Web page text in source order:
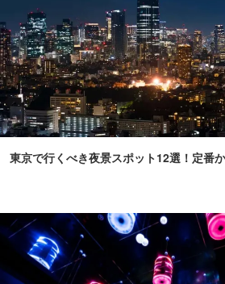
東京で行くべき夜景スポット12選！定番